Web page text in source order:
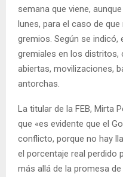
semana que viene,
lunes, para el caso de
gremios. Según se indicó,
gremiales en los distritos,
abiertas, movilizaciones,
antorchas.
La titular de la FEB, Mirta
que «es evidente que el
conflicto, porque no hay
el porcentaje real perdido
más allá de la promesa